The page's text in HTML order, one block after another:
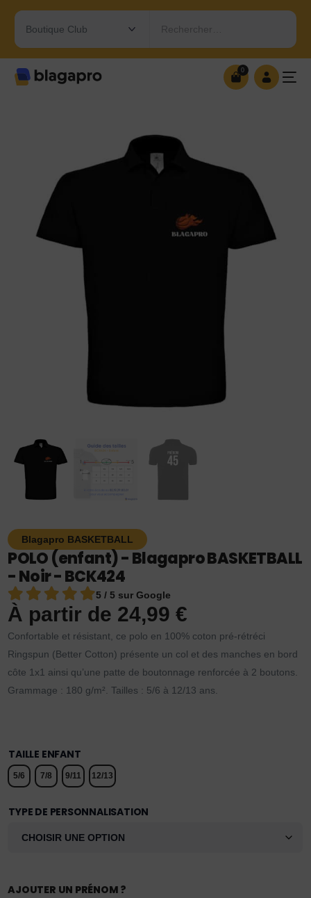
Rechercher…
0
Blagapro BASKETBALL
POLO (enfant) - Blagapro BASKETBALL
- Noir - BCK424
5 / 5 sur Google
À partir de 24,99€
Confortable et résistant, ce polo en 100% coton pré-rétréci
Ringspun (Better Cotton) présente un col et des manches en bord
côte 1x1 ainsi qu’une patte de boutonnage renforcée à 2 boutons.
Grammage : 180 g/m². Tailles : 5/6 à 12/13 ans.
TAILLE ENFANT
5/6 7/8 9/11 12/13
TYPE DE PERSONNALISATION
AJOUTER UN PRÉNOM ?